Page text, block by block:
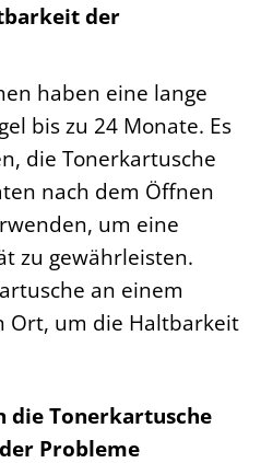
der
haben eine lange
bis zu 24 Monate. Es
die Tonerkartusche
nach dem Öffnen
um eine
zu gewährleisten.
an einem
Ort, um die Haltbarkeit
die Tonerkartusche
Probleme